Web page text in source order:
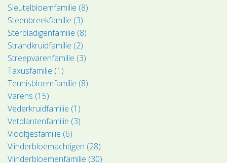
Sleutelbloemfamilie (8)
Steenbreekfamilie (3)
Sterbladigenfamilie (8)
Strandkruidfamilie (2)
Streepvarenfamilie (3)
Taxusfamilie (1)
Teunisbloemfamilie (8)
Varens (15)
Vederkruidfamilie (1)
Vetplantenfamilie (3)
Viooltjesfamilie (6)
Vlinderbloemachtigen (28)
Vlinderbloemenfamilie (30)